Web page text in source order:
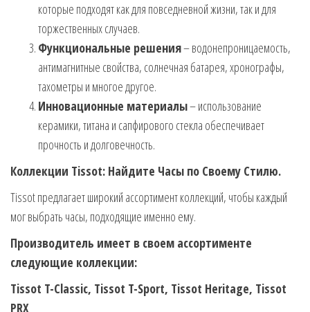
которые подходят как для повседневной жизни, так и для
торжественных случаев.
Функциональные решения– водонепроницаемость,
антимагнитные свойства, солнечная батарея, хронографы,
тахометры и многое другое.
Инновационные материалы– использование
керамики, титана и сапфирового стекла обеспечивает
прочность и долговечность.
Коллекции Tissot: Найдите Часы по Своему Стилю.
Tissot предлагает широкий ассортимент коллекций, чтобы каждый
мог выбрать часы, подходящие именно ему.
Производитель имеет в своем ассортименте
следующие коллекции:
Tissot T-Classic, Tissot T-Sport, Tissot Heritage, Tissot
PRX